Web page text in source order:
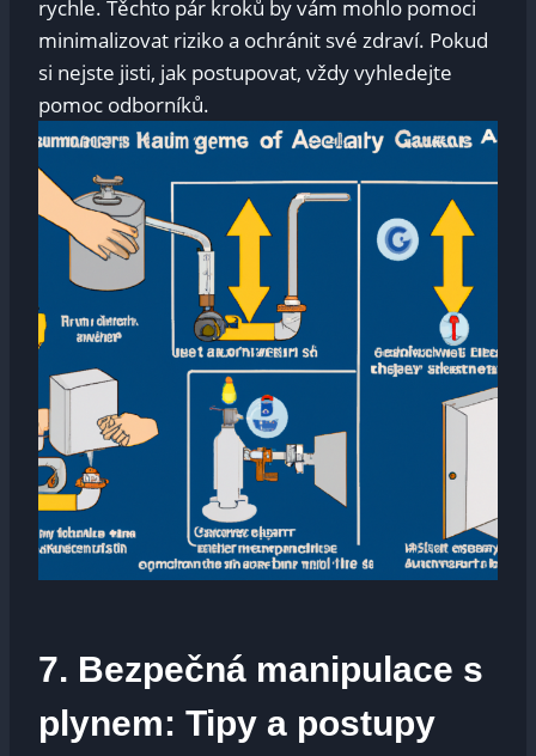
rychle. Těchto pár kroků by vám mohlo pomoci
minimalizovat riziko a ochránit své zdraví. Pokud
si nejste jisti, jak postupovat, vždy vyhledejte
pomoc odborníků.
7. Bezpečná manipulace s
plynem: Tipy a postupy